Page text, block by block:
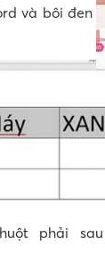
và bôi đen
phải